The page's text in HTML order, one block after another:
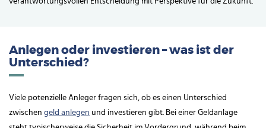
Anlegen oder investieren – was ist der
Unterschied?
Viele potenzielle Anleger fragen sich, ob es einen Unterschied
zwischen geld anlegen und investieren gibt. Bei einer Geldanlage